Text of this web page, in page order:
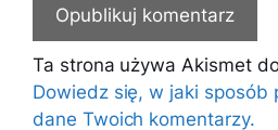
Ta strona używa Akismet
Dowiedz się, w jaki sposób
dane Twoich komentarzy.